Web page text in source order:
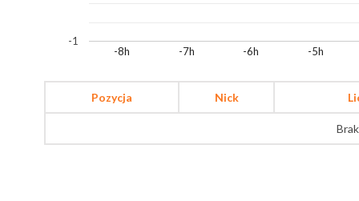
-8h -7h -6h -5h
-1
Pozycja Nick